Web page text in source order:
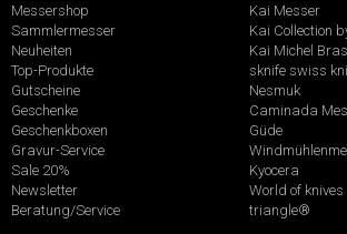
Messershop
Sammlermesser
Neuheiten
Top-Produkte
Gutscheine
Geschenke
Geschenkboxen
Gravur-Service
Sale 20%
Newsletter
Beratung/Service
Kai Messer
Kai Collection
Kai Michel Bras
sknife swiss
Nesmuk
Caminada
Güde
Kyocera
World of knives
triangle®